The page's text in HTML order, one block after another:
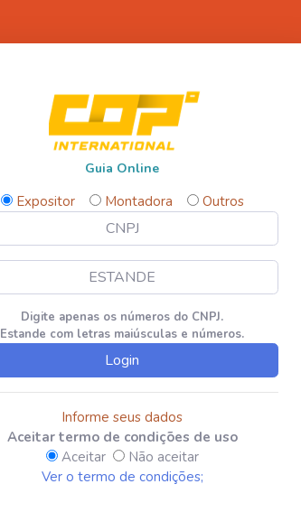
Guia Online
Expositor Montadora Outros
Digite apenas os números do CNPJ.
Estande com letras maiúsculas e números.
Informe seus dados
Aceitar termo de condições de uso
Aceitar
Não aceitar
Ver o termo de condições;